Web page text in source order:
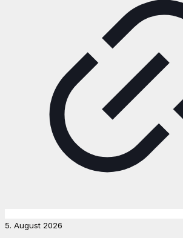
5. August 2026